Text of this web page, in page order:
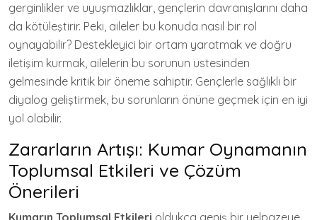
gerginlikler ve uyuşmazlıklar, gençlerin davranışlarını daha
da kötüleştirir. Peki, aileler bu konuda nasıl bir rol
oynayabilir? Destekleyici bir ortam yaratmak ve doğru
iletişim kurmak, ailelerin bu sorunun üstesinden
gelmesinde kritik bir öneme sahiptir. Gençlerle sağlıklı bir
diyalog geliştirmek, bu sorunların önüne geçmek için en iyi
yol olabilir.
Zararların Artışı: Kumar Oynamanın
Toplumsal Etkileri ve Çözüm
Önerileri
Kumarın Toplumsal Etkileri oldukça geniş bir yelpazeye